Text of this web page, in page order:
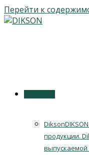
Перейти к
Dikson
продукции.
выпускаемой